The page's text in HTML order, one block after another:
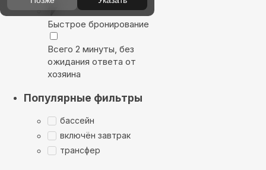
Быстрое бронирование
Всего 2 минуты, без
ожидания ответа от
хозяина
Популярные фильтры
бассейн
включён завтрак
трансфер